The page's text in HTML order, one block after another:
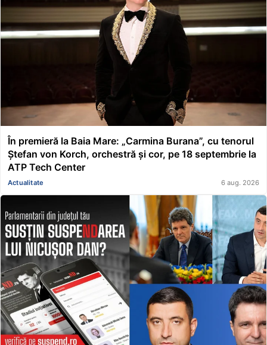
În premieră la Baia Mare: „Carmina Burana”, cu tenorul
Ștefan von Korch, orchestră și cor, pe 18 septembrie la
ATP Tech Center
Actualitate 6 aug. 2026